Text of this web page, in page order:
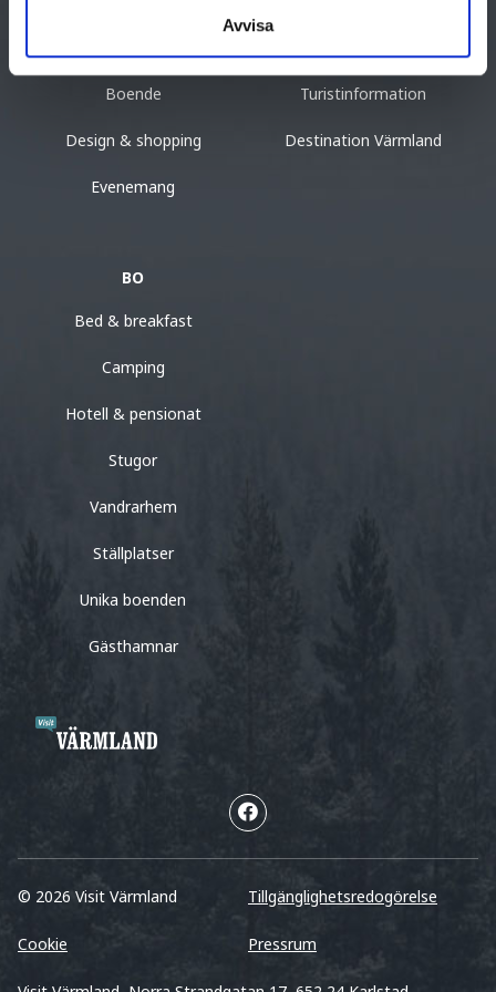
Avvisa
Boende
Design & shopping
Evenemang
Turistinformation
Destination Värmland
BO
Bed & breakfast
Camping
Hotell & pensionat
Stugor
Vandrarhem
Ställplatser
Unika boenden
Gästhamnar
© 2026 Visit Värmland Tillgänglighetsredogörelse
Cookie Pressrum